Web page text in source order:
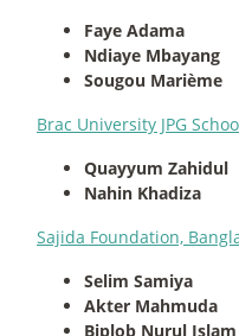
Faye Adama
Ndiaye Mbayang
Sougou Marième
Brac University JPG
Quayyum Zahidul
Nahin Khadiza
Sajida Foundation,
Selim Samiya
Akter Mahmuda
Biplob Nurul Islam